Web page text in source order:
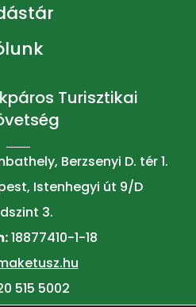
Turisztikai
Berzsenyi D. tér 1.
Istenhegyi út 9/D
3.
18877410-1-18
515 5002